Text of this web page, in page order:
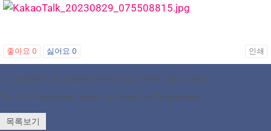
좋아요 0 싫어요 0 인쇄
«
오레곤한인회, 다양한 경축행사로 광복의 기쁨 나눴다!
The 2023 Northwest American Open Golf Tournament
»
목록보기